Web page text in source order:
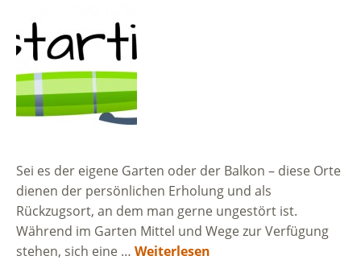
Sei es der eigene Garten oder der Balkon – diese Orte
dienen der persönlichen Erholung und als
Rückzugsort, an dem man gerne ungestört ist.
Während im Garten Mittel und Wege zur Verfügung
stehen, sich eine … Weiterlesen